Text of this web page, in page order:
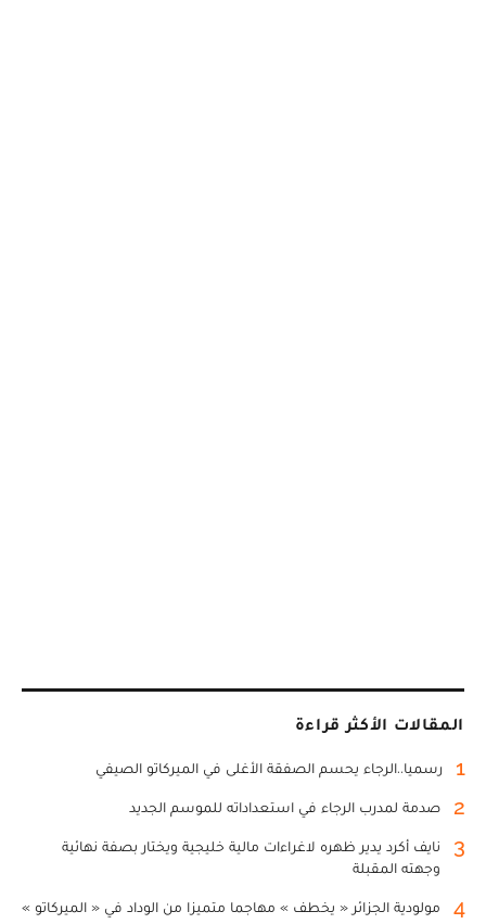
المقالات الأكثر قراءة
1 رسميا..الرجاء يحسم الصفقة الأغلى في الميركاتو الصيفي
2 صدمة لمدرب الرجاء في استعداداته للموسم الجديد
3
نايف أكرد يدير ظهره لاغراءات مالية خليجية ويختار بصفة نهائية
وجهته المقبلة
4 مولودية الجزائر « يخطف » مهاجما متميزا من الوداد في « الميركاتو »